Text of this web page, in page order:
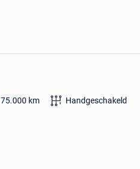
75.000 km Handgeschakeld